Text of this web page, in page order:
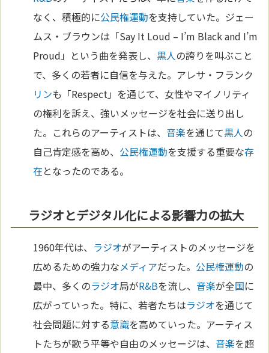
なく、積極的に公民権運動を支持していた。ジェー
ムス・ブラウンは「Say It Loud – I’m Black and I’m
Proud」という曲を発表し、 黒人の誇りを叫ぶこと
で、多くの若者に自信を与えた。アレサ・フランク
リンも「Respect」を通じて、女性やマイノリティ
の権利を訴え、強いメッセージを社会に送り出し
た。これらのアーティストは、音楽を通じて黒人の
自己肯定感を高め、 公民権運動を支援する重要な存
在となったのである。
ラジオとデジタル化による影響力の拡大
1960年代は、 ラジオがアーティストのメッセージを
広めるための強力なメディアだった。 公民権運動の
最中、多くのラジオ局がR&Bを流し、音楽が全国に
広がっていった。特に、若者たちはラジオを通じて
社会問題に対する意識を高めていった。アーティス
トたちが歌う平等や自由のメッセージは、音楽を超